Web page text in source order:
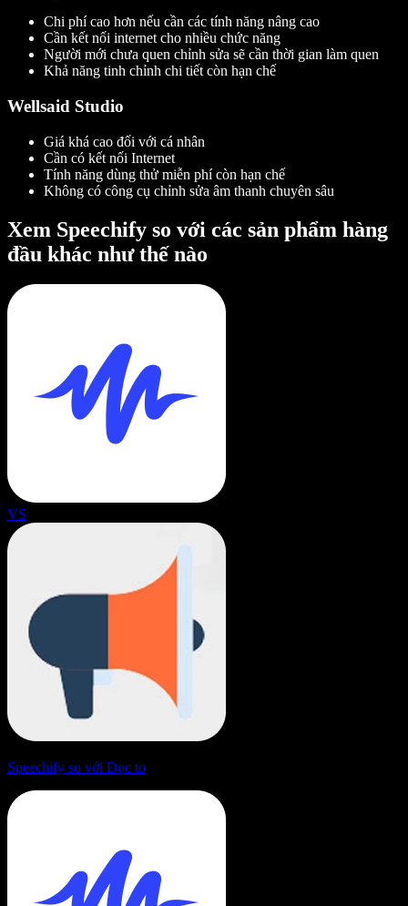
Chi phí cao hơn nếu cần các tính năng nâng cao
Cần kết nối internet cho nhiều chức năng
Người mới chưa quen chỉnh sửa sẽ cần thời gian làm quen
Khả năng tinh chỉnh chi tiết còn hạn chế
Wellsaid Studio
Giá khá cao đối với cá nhân
Cần có kết nối Internet
Tính năng dùng thử miễn phí còn hạn chế
Không có công cụ chỉnh sửa âm thanh chuyên sâu
Xem Speechify so với các sản phẩm hàng
đầu khác như thế nào
VS
Speechify so với Đọc to